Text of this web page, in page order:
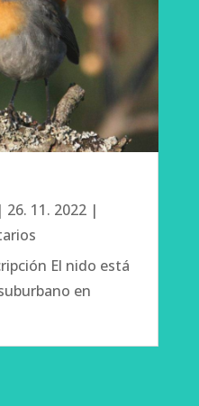
| 26. 11. 2022|
El nido está
en